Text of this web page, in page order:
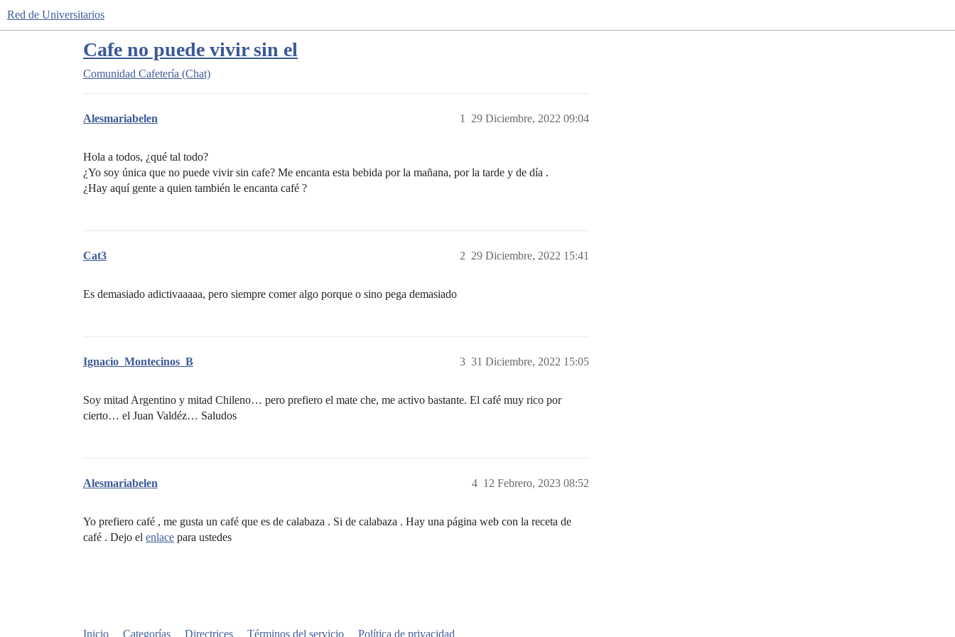
Red de Universitarios
Cafe no puede vivir sin el
Comunidad Cafetería (Chat)
Alesmariabelen 29 Diciembre, 2022 09:04
1
Hola a todos, ¿qué tal todo?
¿Yo soy única que no puede vivir sin cafe? Me encanta esta bebida por la mañana, por la tarde y de día .
¿Hay aquí gente a quien también le encanta café ?
Cat3 29 Diciembre, 2022 15:41
2
Es demasiado adictivaaaaa, pero siempre comer algo porque o sino pega demasiado
Ignacio_Montecinos_B 31 Diciembre, 2022 15:05
3
Soy mitad Argentino y mitad Chileno… pero prefiero el mate che, me activo bastante. El café muy rico por
cierto… el Juan Valdéz… Saludos
Alesmariabelen 12 Febrero, 2023 08:52
4
Yo prefiero café , me gusta un café que es de calabaza . Si de calabaza . Hay una página web con la receta de
café . Dejo el enlace para ustedes
Inicio Categorías Directrices Términos del servicio Política de privacidad